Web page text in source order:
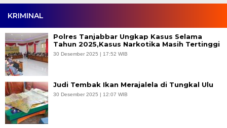
KRIMINAL
Polres Tanjabbar Ungkap Kasus Selama
Tahun 2025,Kasus Narkotika Masih Tertinggi
30 Desember 2025 | 17:52 WIB
Judi Tembak Ikan Merajalela di Tungkal Ulu
30 Desember 2025 | 12:07 WIB